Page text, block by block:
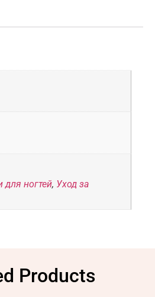
для ногтей, Уход за
Products